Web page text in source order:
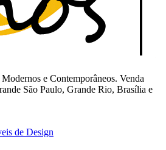
e Contemporâneos. Venda
São Paulo, Grande Rio, Brasília e
de Design